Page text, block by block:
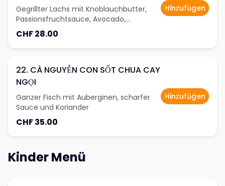
Gegrillter Lachs mit Knoblauchbutter,
Passionsfruchtsauce, Avocado,
Lotuswurzel und Gemüse
CHF 28.00
Hinzufügen
22. CÀ NGUYỄN CON SỐT CHUA CAY
NGỌI
Ganzer Fisch mit Auberginen, scharfer
Sauce und Koriander
CHF 35.00
Hinzufügen
Kinder Menü